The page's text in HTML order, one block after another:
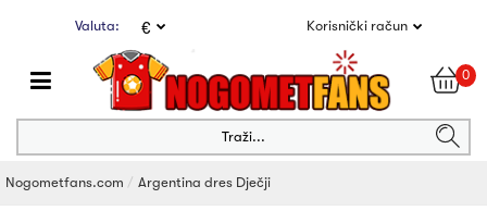
Valuta: € Korisnički račun
0
Traži...
Nogometfans.com Argentina dres Dječji